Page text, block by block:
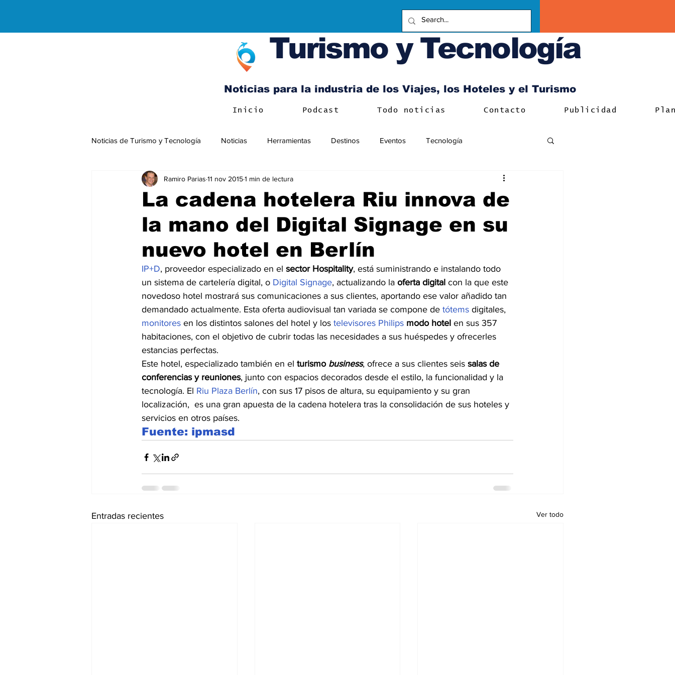
Turismo y Tecnología
Noticias para la industria de los Viajes, los Hoteles y el Turismo
Inicio Podcast Todo noticias Contacto Publicidad
Noticias de Turismo y Tecnología Noticias Herramientas Destinos Eventos Tecnología
Negocios Internacionales
La cadena hotelera Riu innova de
la mano del Digital Signage en su
nuevo hotel en Berlín
Ramiro Parias 11 nov 20151 min de lectura
IP+D, proveedor especializado en el sector Hospitality, está suministrando e instalando todo
un sistema de cartelería digital, o Digital Signage, actualizando la oferta digital con la que este
novedoso hotel mostrará sus comunicaciones a sus clientes, aportando ese valor añadido tan
demandado actualmente. Esta oferta audiovisual tan variada se compone de tótems digitales,
monitores en los distintos salones del hotel y los televisores Philips modo hotel en sus 357
habitaciones, con el objetivo de cubrir todas las necesidades a sus huéspedes y ofrecerles
estancias perfectas.
Este hotel, especializado también en el turismo business, ofrece a sus clientes seis salas de
conferencias y reuniones, junto con espacios decorados desde el estilo, la funcionalidad y la
tecnología. El Riu Plaza Berlín, con sus 17 pisos de altura, su equipamiento y su gran
localización,  es una gran apuesta de la cadena hotelera tras la consolidación de sus hoteles y
servicios en otros países.
Fuente: ipmasd
Entradas recientes Ver todo